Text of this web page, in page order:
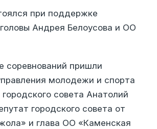
при поддержке
головы Андрея Белоусова и ОО
соревнований пришли
молодежи и спорта
совета Анатолий
городского совета от
и глава ОО «Каменская